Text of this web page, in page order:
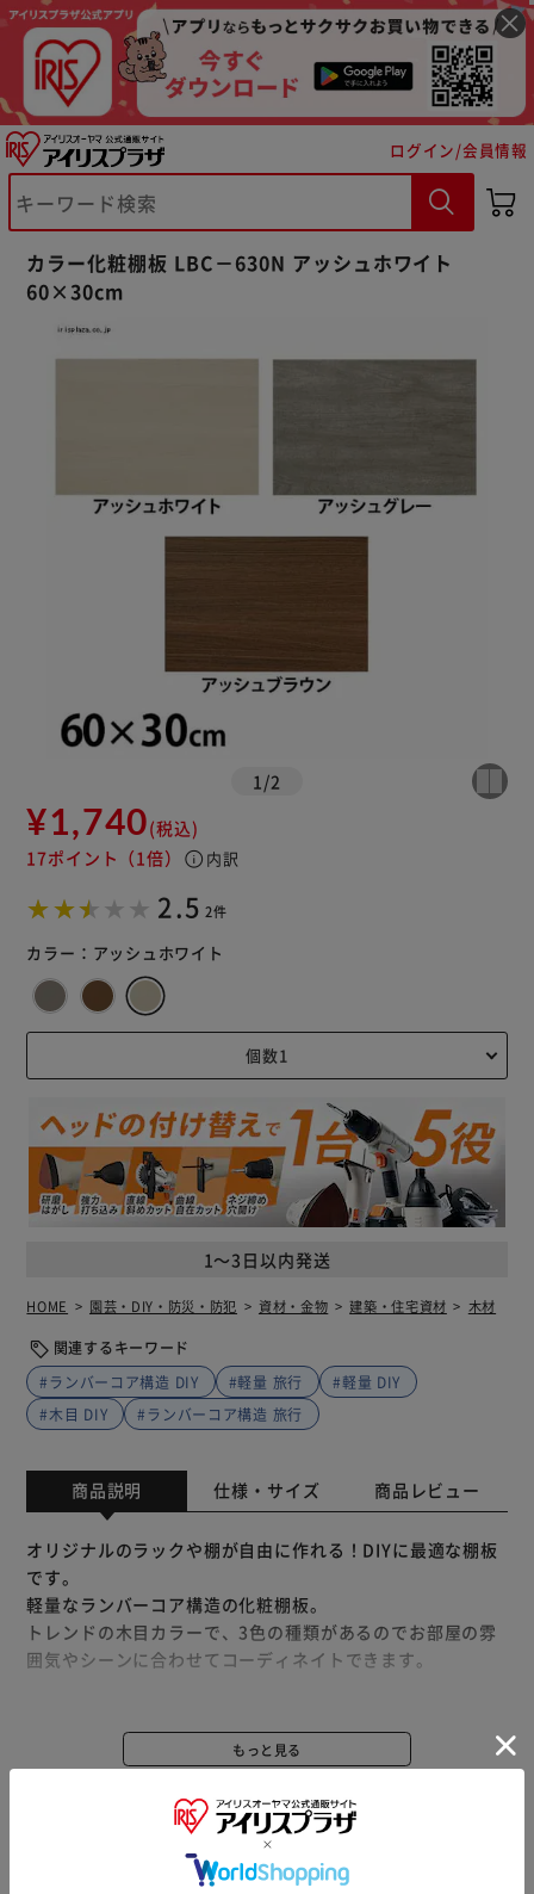
ログイン/会員情報
カラー化粧棚板 LBC－630N アッシュホワイト
60×30cm
1 /2
¥1,740(税込)
17ポイント （1倍） info 内訳
2.5 2件
カラー： アッシュホワイト
1～3日以内発送
HOME 園芸・DIY・防災・防犯 資材・金物 建築・住宅資材 木材
関連するキーワード
#ランバーコア構造 DIY
#軽量 旅行
#軽量 DIY
#木目 DIY
#ランバーコア構造 旅行
商品説明 仕様・サイズ 商品レビュー
オリジナルのラックや棚が自由に作れる！DIYに最適な棚板
です。
軽量なランバーコア構造の化粧棚板。
トレンドの木目カラーで、3色の種類があるのでお部屋の雰
囲気やシーンに合わせてコーディネイトできます。
※当商品にネジは付属しておりません。
もっと見る
じめご了承ください。
※ご確認ください
カートに入れる